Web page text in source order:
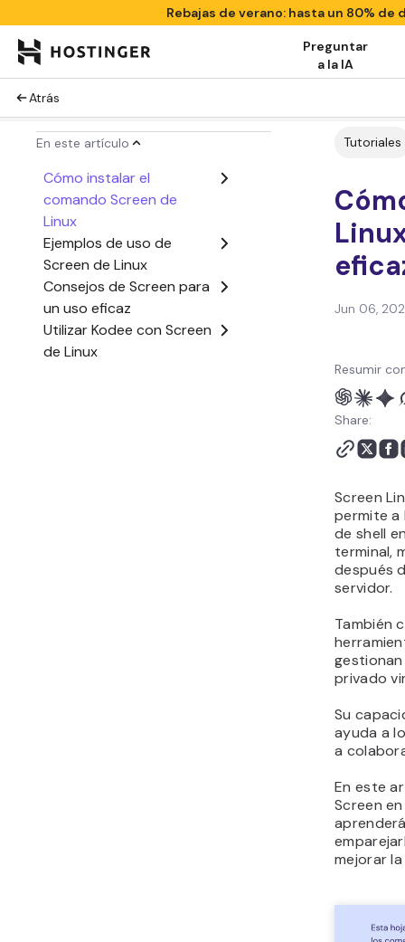
Rebajas de verano: hasta un 80%
Preguntar
a la IA
Atrás
En este artículo
Cómo instalar el
comando Screen de
Linux
Ejemplos de uso de
Screen de Linux
Consejos de Screen para
un uso eficaz
Utilizar Kodee con Screen
de Linux
Tutoriales
Jun 06,
Resumir
Share:
Screen
permite a
de shell
terminal,
después
servidor.
También
privado
Su
ayuda a
a
En este
Screen
mejorar